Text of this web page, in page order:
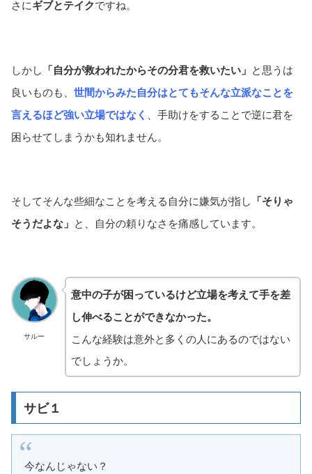
さにギブとテイクですね。
しかし 「自分が救われたからその分君を救いたい」 と思うは
良いものも、 世間からみた自分はとてもそんな立派なことを
言えるほど強い立場ではなく
、手助けをすることで逆に君を
困らせてしまうかも知れません。
そしてそんな些細なことを考える自分に嫌気が指し 「そりゃ
そうだよな」 と、自分の頼りなさを痛感しています。
サルー
意中の子が困っているけど立場を考えて手を差
し伸べることができなかった。
こんな経験は意外と多くの人にあるのではない
でしょうか。
サビ１
今なんじゃない？